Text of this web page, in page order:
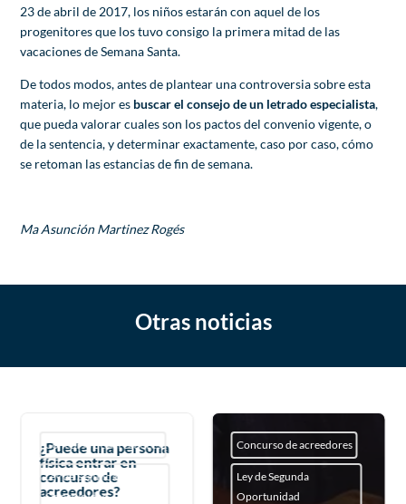
23 de abril de 2017, los niños estarán con aquel de los
progenitores que los tuvo consigo la primera mitad de las
vacaciones de Semana Santa.
De todos modos, antes de plantear una controversia sobre esta
materia, lo mejor es buscar el consejo de un letrado especialista,
que pueda valorar cuales son los pactos del convenio vigente, o
de la sentencia, y determinar exactamente, caso por caso, cómo
se retoman las estancias de fin de semana.
Ma Asunción Martinez Rogés
Otras noticias
Concurso de acreedores
Ley de Segunda
Oportunidad
¿Puede una persona
física entrar en
concurso de
acreedores?
Concurso de acreedores
Ley de Segunda
Oportunidad